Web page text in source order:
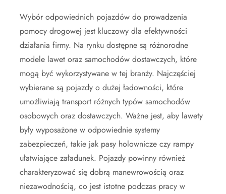
Wybór odpowiednich pojazdów do prowadzenia
pomocy drogowej jest kluczowy dla efektywności
działania firmy. Na rynku dostępne są różnorodne
modele lawet oraz samochodów dostawczych, które
mogą być wykorzystywane w tej branży. Najczęściej
wybierane są pojazdy o dużej ładowności, które
umożliwiają transport różnych typów samochodów
osobowych oraz dostawczych. Ważne jest, aby lawety
były wyposażone w odpowiednie systemy
zabezpieczeń, takie jak pasy holownicze czy rampy
ułatwiające załadunek. Pojazdy powinny również
charakteryzować się dobrą manewrowością oraz
niezawodnością, co jest istotne podczas pracy w